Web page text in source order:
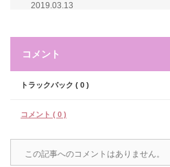
2019.03.13
コメント
トラックバック ( 0 )
コメント ( 0 )
この記事へのコメントはありません。